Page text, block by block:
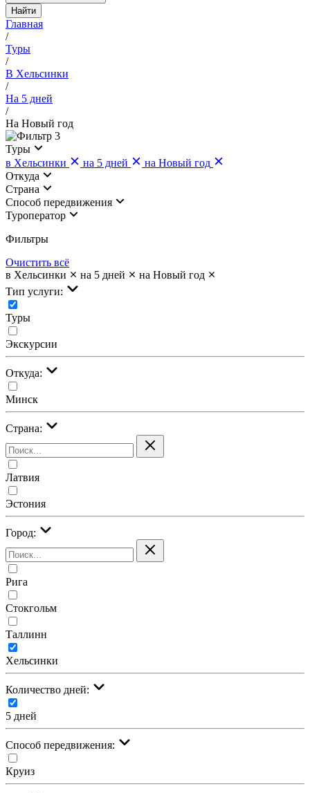
Найти
Главная
/
Туры
/
В Хельсинки
/
На 5 дней
/
На Новый год
3
Туры
в Хельсинки
на 5 дней
на Новый год
Откуда
Страна
Cпособ передвижения
Туроператор
Фильтры
Очистить всё
в Хельсинки
на 5 дней
на Новый год
Тип услуги:
Туры
Экскурсии
Откуда:
Минск
Страна:
Латвия
Эстония
Город:
Рига
Стокгольм
Таллинн
Хельсинки
Количество дней:
5 дней
Cпособ передвижения:
Круиз